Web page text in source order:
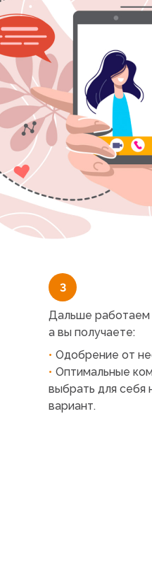
3
Дальше работаем
а вы получаете:
Одобрение от
Оптимальные
выбрать для себя
вариант.